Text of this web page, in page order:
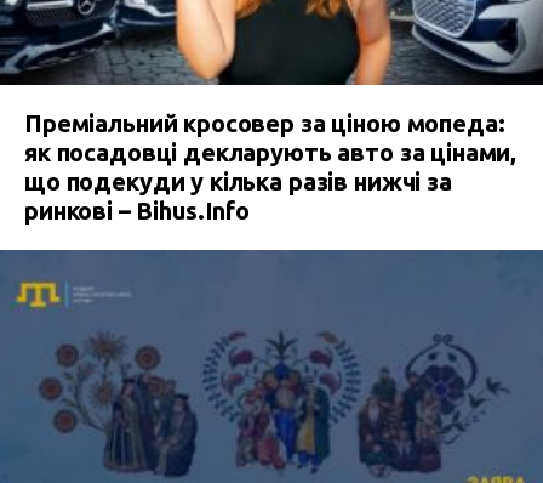
Преміальний кросовер за ціною мопеда:
як посадовці декларують авто за цінами,
що подекуди у кілька разів нижчі за
ринкові – Bihus.Info